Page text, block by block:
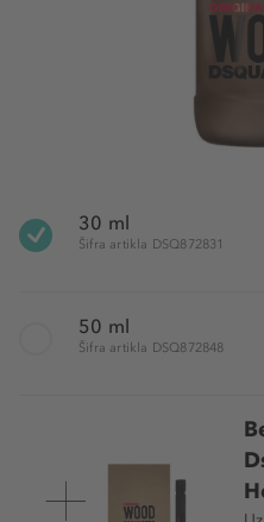
30 ml
Šifra artikla DSQ872831
50 ml
Šifra artikla DSQ872848